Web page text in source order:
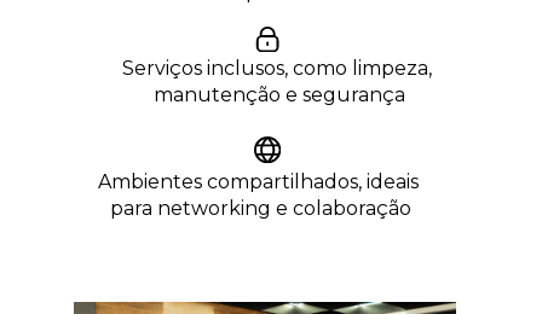
Serviços inclusos, como limpeza,
manutenção e segurança
Ambientes compartilhados, ideais
para networking e colaboração